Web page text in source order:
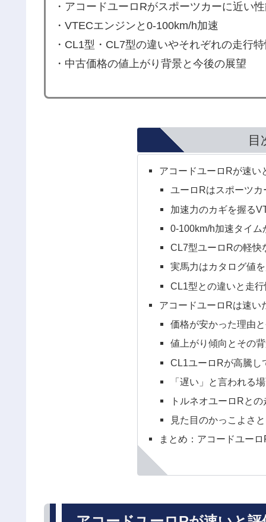
・アコードユーロRがスポーツカーに近い
・VTECエンジンと0-100km/h加速
・CL1型・CL7型の違いやそれぞれの走行
・中古価格の値上がり背景と今後の展望
目
アコードユーロRが速い
ユーロRはスポーツ
加速力のカギを握る
0-100km/h加速タイ
CL7型ユーロRの軽快
実馬力はカタログ値
CL1型との違いと走
アコードユーロRは速い
価格が安かった理由
値上がり傾向とその
CL1ユーロRが高騰し
「遅い」と言われる
トルネオユーロRと
見た目のかっこよさ
まとめ：アコードユー